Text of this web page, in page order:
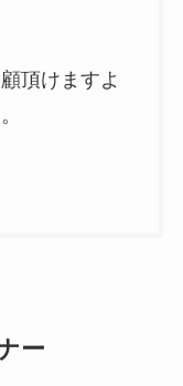
頂けますよ
ー